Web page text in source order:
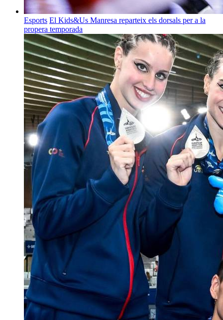
Esports El Kids&Us Manresa reparteix els dorsals per a la
propera temporada